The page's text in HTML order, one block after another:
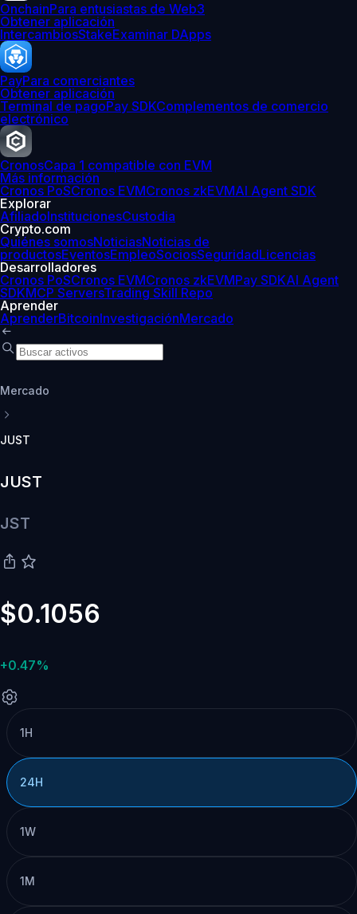
OnchainPara entusiastas de Web3
Obtener aplicación
IntercambiosStakeExaminar DApps
PayPara comerciantes
Obtener aplicación
Terminal de pagoPay SDKComplementos de comercio
electrónico
CronosCapa 1 compatible con EVM
Más información
Cronos PoSCronos EVMCronos zkEVMAI Agent SDK
Explorar
AfiliadoInstitucionesCustodia
Crypto.com
Quiénes somosNoticiasNoticias de
productosEventosEmpleoSociosSeguridadLicencias
Desarrolladores
Cronos PoSCronos EVMCronos zkEVMPay SDKAI Agent
SDKMCP ServersTrading Skill Repo
Aprender
AprenderBitcoinInvestigaciónMercado
Mercado
JUST
JUST
JST
$0.1056
+0.47%
1H
24H
1W
1M